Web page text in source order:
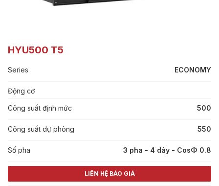
HYU500 T5
Series ECONOMY
Động cơ
Công suất định mức 500
Công suất dự phòng 550
Số pha 3 pha - 4 dây - CosΦ 0.8
LIÊN HỆ BÁO GIÁ